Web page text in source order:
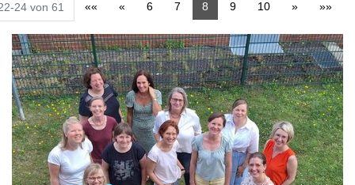
24 von 61 «« « 6 7 8 9 10 » »»